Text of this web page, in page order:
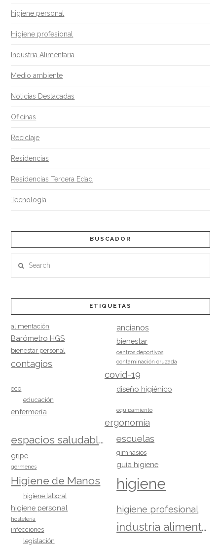
higiene personal
Higiene profesional
Industria Alimentaria
Medio ambiente
Noticias Destacadas
Oficinas
Reciclaje
Residencias
Residencias Tercera Edad
Tecnología
BUSCADOR
ETIQUETAS
alimentación ancianos
Barómetro HGS bienestar
bienestar personal centros deportivos
contagios contaminación cruzada
covid-19
diseño higiénico
eco
educación
enfermería equipamiento
ergonomía
escuelas
espacios saludables
gimnasios
gripe
guía higiene
gérmenes
higiene
Higiene de Manos
higiene laboral
higiene personal higiene profesional
hostelería
industria alimentaria
infecciones
legislación